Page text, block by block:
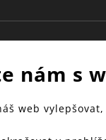
nám s
web